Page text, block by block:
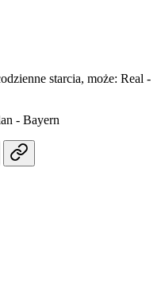
starcia, może: Real -
- Bayern